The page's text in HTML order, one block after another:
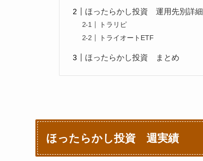
ほったらかし投資 運用先別詳細
トラリピ
トライオートETF
ほったらかし投資 まとめ
ほったらかし投資 週実績